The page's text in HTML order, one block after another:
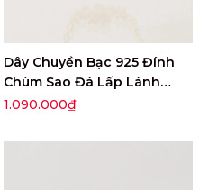
Dây Chuyền Bạc 925 Đính
Chùm Sao Đá Lấp Lánh
Galaxy - VCN501
1.090.000₫